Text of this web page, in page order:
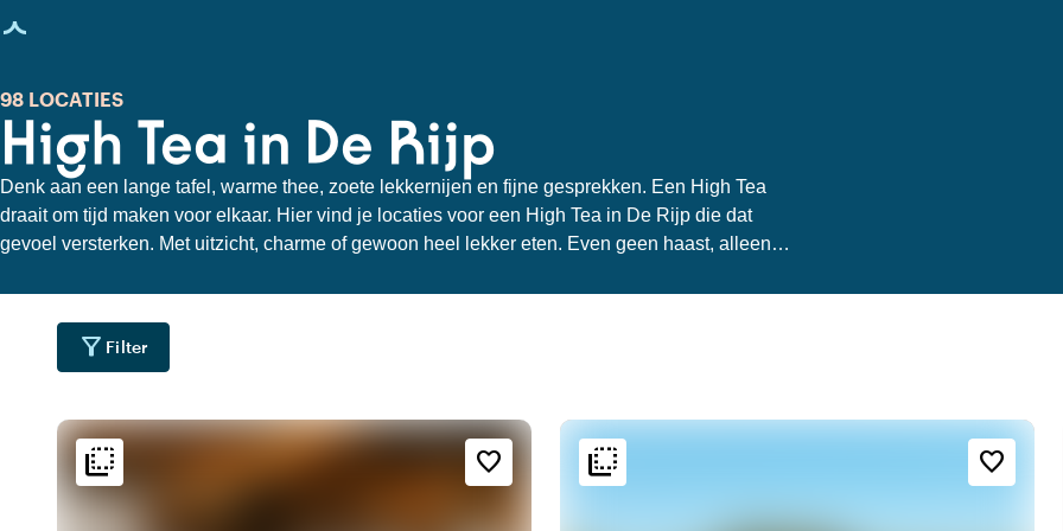
geladen
High Tea in De Rijp
98 LOCATIES
Denk aan een lange tafel, warme thee, zoete lekkernijen en fijne gesprekken. Een High Tea
draait om tijd maken voor elkaar. Hier vind je locaties voor een High Tea in De Rijp die dat
gevoel versterken. Met uitzicht, charme of gewoon heel lekker eten. Even geen haast, alleen
filter_alt Filter
flip_to_back favorite_border
flip_to_back Sfeer en esthetiek
landscape
flip_to_back favorite_border
flip_to_back Sfeer en esthetiek
style
Bereikbaarheid en ligging
water
Bereikbaarheid en ligging
location_city